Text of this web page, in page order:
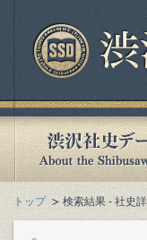
トップ 検索結果 - 社史